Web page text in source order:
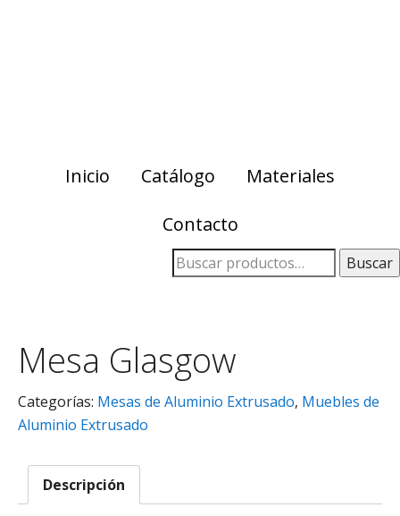
Inicio Catálogo
Materiales
Contacto
Buscar
Mesa Glasgow
Categorías: Mesas de Aluminio Extrusado, Muebles de
Aluminio Extrusado
Descripción